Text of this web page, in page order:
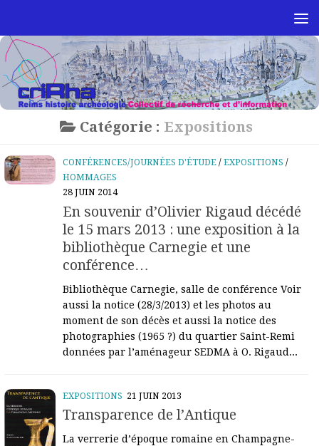
Catégorie : Expositions
CONFÉRENCES/JOURNÉES D'ÉTUDE /EXPOSITIONS /
HOMMAGES
28 JUIN 2014
En souvenir d’Olivier Rigaud décédé
le 15 mars 2013 : une exposition à la
bibliothèque Carnegie et une
conférence…
Bibliothèque Carnegie, salle de conférence Voir
aussi la notice (28/3/2013) et les photos au
moment de son décès et aussi la notice des
photographies (1965 ?) du quartier Saint-Remi
données par l’aménageur SEDMA à O. Rigaud...
EXPOSITIONS 21 JUIN 2013
Transparence de l’Antique
La verrerie d’époque romaine en Champagne-